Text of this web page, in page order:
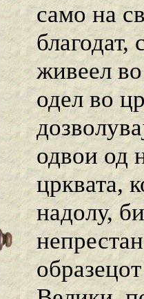
само на
благодат,
живеел
одел во
одвои од
црквата,
надолу,